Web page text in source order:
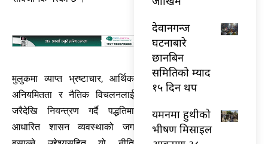
मुलुकमा व्याप्त भ्रष्टाचार, आर्थिक
अनियमितता र नैतिक विचलनलाई
जरैदेखि नियन्त्रण गर्दै पद्धतिमा
आधारित शासन व्यवस्थाको जग
देवानगन्ज
घटनाबारे
छानबिन
समितिको म्याद
१५ दिन थप
यमनमा हुथीको
भीषण मिसाइल